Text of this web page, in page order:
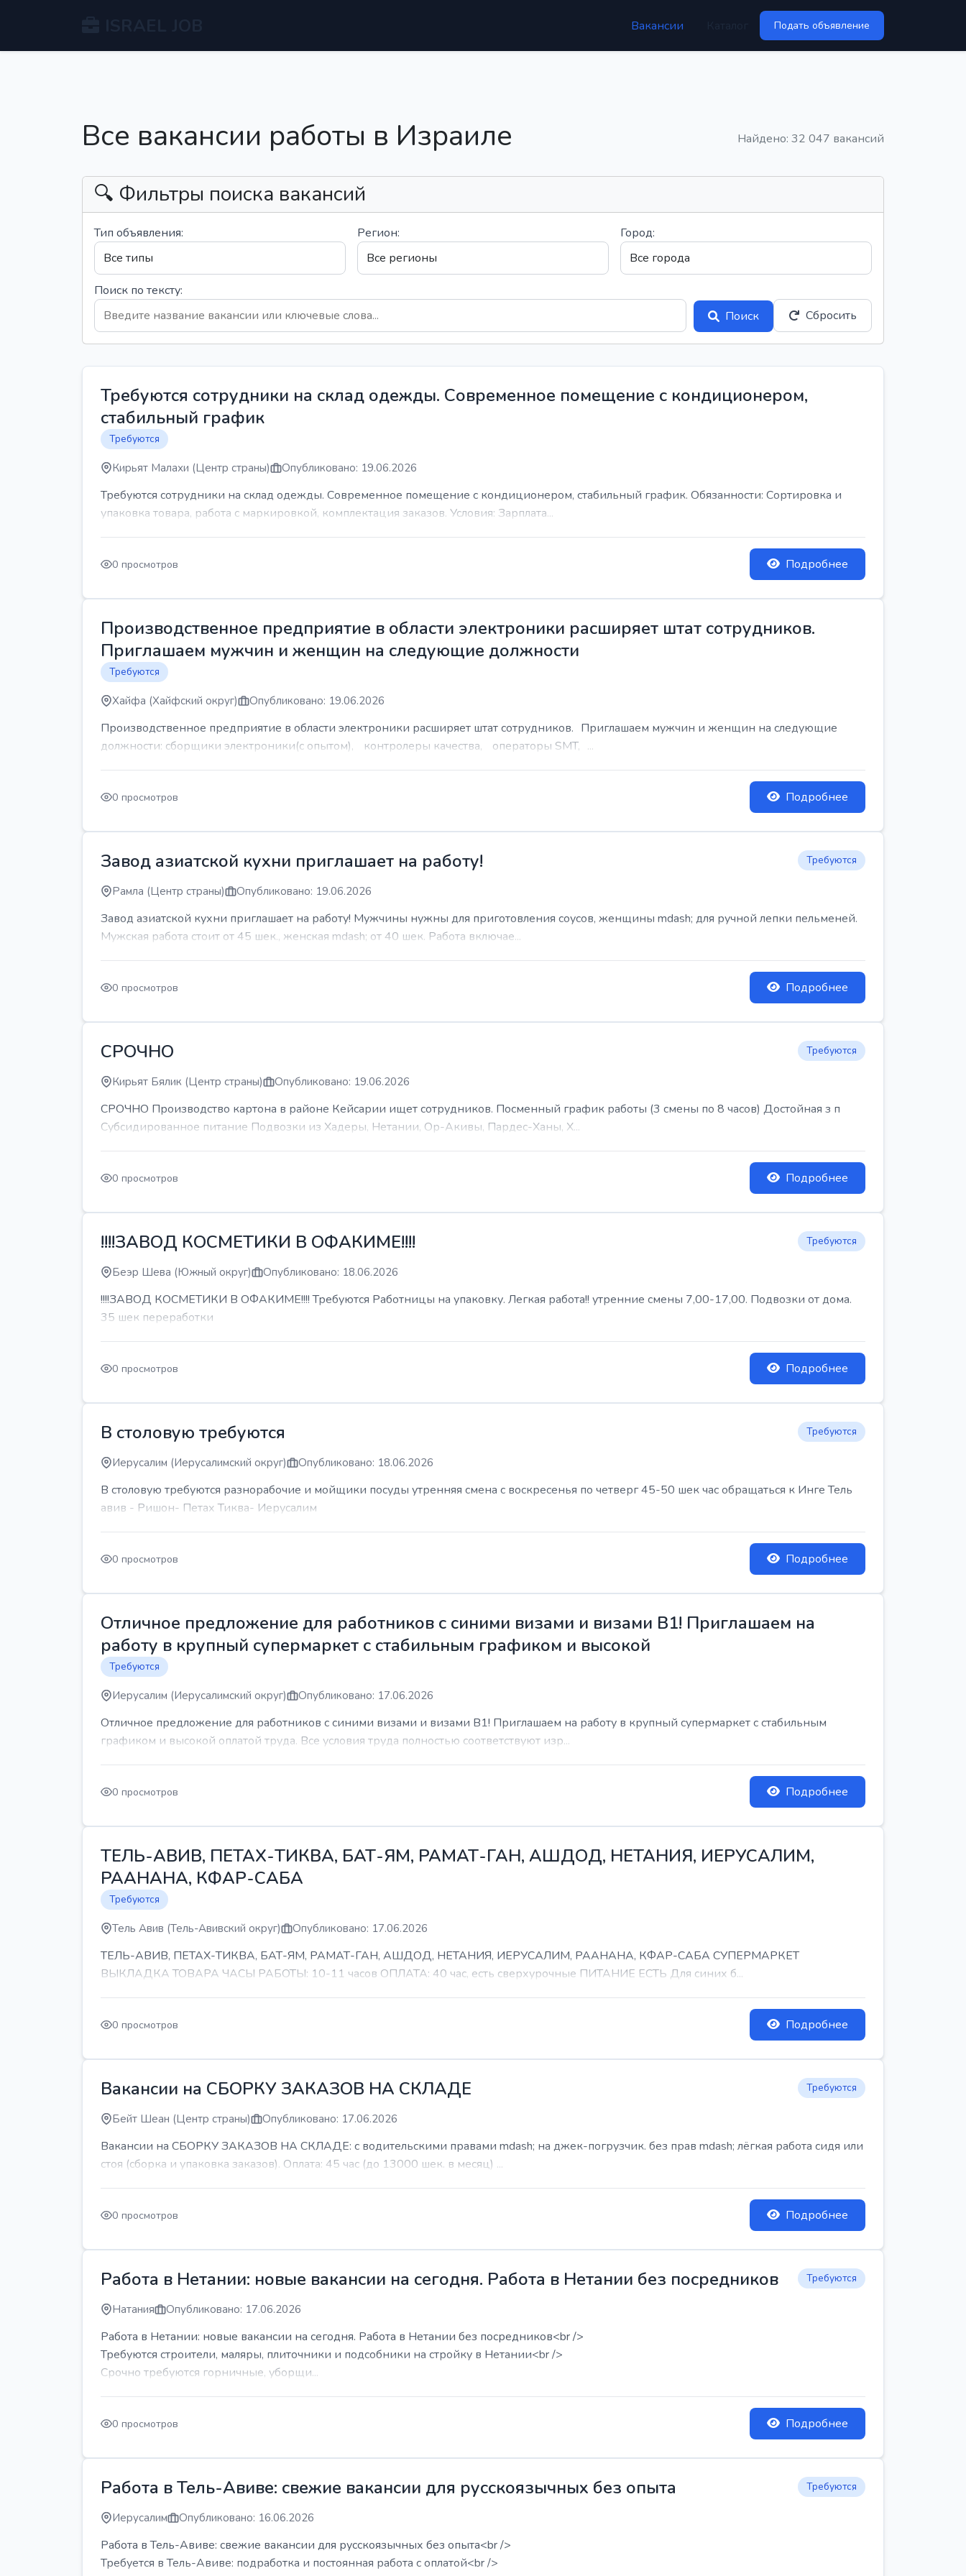
Вакансии Подать объявление
Все вакансии работы в Израиле Найдено: 32 047 вакансий
🔍 Фильтры поиска вакансий
Тип объявления: Регион: Город:
Поиск по тексту:
Поиск
Сбросить
Требуются сотрудники на склад одежды. Современное помещение с кондиционером,
стабильный график
Требуются
Кирьят Малахи (Центр страны) Опубликовано: 19.06.2026
Требуются сотрудники на склад одежды. Современное помещение с кондиционером, стабильный график. Обязанности: Сортировка и
упаковка товара, работа с маркировкой, комплектация заказов. Условия: Зарплата...
0 просмотров Подробнее
Производственное предприятие в области электроники расширяет штат сотрудников.
Приглашаем мужчин и женщин на следующие должности
Требуются
Хайфа (Хайфский округ) Опубликовано: 19.06.2026
Производственное предприятие в области электроники расширяет штат сотрудников. Приглашаем мужчин и женщин на следующие
должности: сборщики электроники(с опытом), контролеры качества, операторы SMT, ...
0 просмотров Подробнее
Завод азиатской кухни приглашает на работу! Требуются
Рамла (Центр страны) Опубликовано: 19.06.2026
Завод азиатской кухни приглашает на работу! Мужчины нужны для приготовления соусов, женщины mdash; для ручной лепки пельменей.
Мужская работа стоит от 45 шек., женская mdash; от 40 шек. Работа включае...
0 просмотров Подробнее
СРОЧНО Требуются
Кирьят Бялик (Центр страны) Опубликовано: 19.06.2026
СРОЧНО Производство картона в районе Кейсарии ищет сотрудников. Посменный график работы (3 смены по 8 часов) Достойная з п
Субсидированное питание Подвозки из Хадеры, Нетании, Ор-Акивы, Пардес-Ханы, Х...
0 просмотров Подробнее
!!!!ЗАВОД КОСМЕТИКИ В ОФАКИМЕ!!!! Требуются
Беэр Шева (Южный округ) Опубликовано: 18.06.2026
!!!!ЗАВОД КОСМЕТИКИ В ОФАКИМЕ!!!! Требуются Работницы на упаковку. Легкая работа!! утренние смены 7,00-17,00. Подвозки от дома.
35 шек переработки
0 просмотров Подробнее
В столовую требуются Требуются
Иерусалим (Иерусалимский округ) Опубликовано: 18.06.2026
В столовую требуются разнорабочие и мойщики посуды утренняя смена с воскресенья по четверг 45-50 шек час обращаться к Инге Тель
авив - Ришон- Петах Тиква- Иерусалим
0 просмотров Подробнее
Отличное предложение для работников с синими визами и визами B1! Приглашаем на
работу в крупный супермаркет с стабильным графиком и высокой
Требуются
Иерусалим (Иерусалимский округ) Опубликовано: 17.06.2026
Отличное предложение для работников с синими визами и визами B1! Приглашаем на работу в крупный супермаркет с стабильным
графиком и высокой оплатой труда. Все условия труда полностью соответствуют изр...
0 просмотров Подробнее
ТЕЛЬ-АВИВ, ПЕТАХ-ТИКВА, БАТ-ЯМ, РАМАТ-ГАН, АШДОД, НЕТАНИЯ, ИЕРУСАЛИМ,
РААНАНА, КФАР-САБА
Требуются
Тель Авив (Тель-Авивский округ) Опубликовано: 17.06.2026
ТЕЛЬ-АВИВ, ПЕТАХ-ТИКВА, БАТ-ЯМ, РАМАТ-ГАН, АШДОД, НЕТАНИЯ, ИЕРУСАЛИМ, РААНАНА, КФАР-САБА СУПЕРМАРКЕТ
ВЫКЛАДКА ТОВАРА ЧАСЫ РАБОТЫ: 10-11 часов ОПЛАТА: 40 час, есть сверхурочные ПИТАНИЕ ЕСТЬ Для синих б...
0 просмотров Подробнее
Вакансии на СБОРКУ ЗАКАЗОВ НА СКЛАДЕ Требуются
Бейт Шеан (Центр страны) Опубликовано: 17.06.2026
Вакансии на СБОРКУ ЗАКАЗОВ НА СКЛАДЕ: с водительскими правами mdash; на джек-погрузчик. без прав mdash; лёгкая работа сидя или
стоя (сборка и упаковка заказов). Оплата: 45 час (до 13000 шек. в месяц) ...
0 просмотров Подробнее
Работа в Нетании: новые вакансии на сегодня. Работа в Нетании без посредников Требуются
Натания Опубликовано: 17.06.2026
Работа в Нетании: новые вакансии на сегодня. Работа в Нетании без посредников<br />
Требуются строители, маляры, плиточники и подсобники на стройку в Нетании<br />
Срочно требуются горничные, уборщи...
0 просмотров Подробнее
Работа в Тель-Авиве: свежие вакансии для русскоязычных без опыта Требуются
Иерусалим Опубликовано: 16.06.2026
Работа в Тель-Авиве: свежие вакансии для русскоязычных без опыта<br />
Требуется в Тель-Авиве: подработка и постоянная работа с оплатой<br />